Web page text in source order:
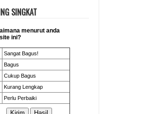
SINGKAT